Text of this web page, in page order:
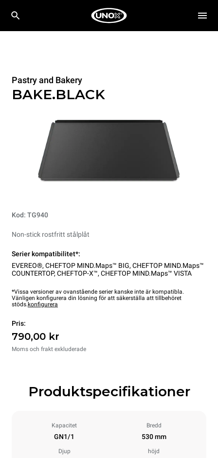
Pastry and Bakery
BAKE.BLACK
Kod: TG940
Non-stick rostfritt stålplåt
Serier kompatibilitet*:
EVEREO®, CHEFTOP MIND.Maps™ BIG, CHEFTOP MIND.Maps™
COUNTERTOP, CHEFTOP-X™, CHEFTOP MIND.Maps™ VISTA
*Vissa versioner av ovanstående serier kanske inte är kompatibla.
Vänligen konfigurera din lösning för att säkerställa att tillbehöret
stöds. konfigurera
Pris:
790,00 kr
Moms och frakt exkluderade
Produktspecifikationer
Kapacitet
GN1/1
Bredd
530 mm
Djup höjd